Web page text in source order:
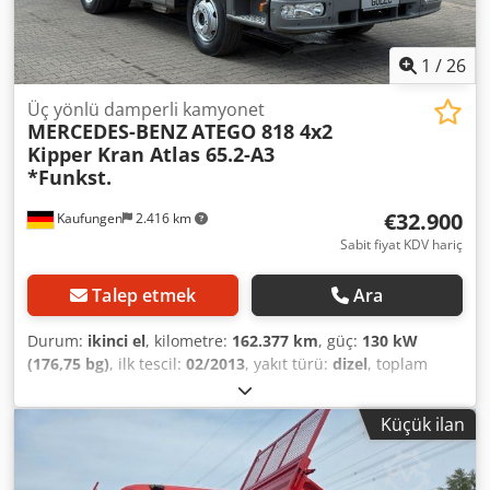
1 /26
Kaufungen 2.416 km
Üç yönlü damperli kamyonet
MERCEDES-BENZATEGO 818 4x2
Kipper Kran Atlas 65.2-A3
*Funkst.
€32.900
Sabit fiyat KDV hariç
Talep etmek Ara
Durum: ikinci el, kilometre: 162.377 km, güç: 130 kW
(176,75 bg), ilk tescil: 02/2013, yakıt türü: dizel, toplam
, bir sonraki muayene (TÜV):
turuncu, vites türü:mekanik, emisyon sınıfı:Euro 5,
ABS, klima, vinç, Dahili araç
numarası: G400039 Hemen Kaufungen'deki tesisimizde
mevcuttur Daha fazla bilgi için: * Golec Nutzfahrzeuge
Küçük ilan